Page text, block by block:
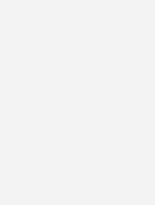
sie für den Meinung
halten
fanden wir nicht bei der Frage, ob
sagt Wilhelm Hofmann von der Ruhr-
sich dort, wo Menschen tatsächlich
oder ambitioniertere Gesetze
– bei der Kooperationsbereitschaft
erheblich.“ Gleichzeitig
die Unterstützung für Klimaschutz,
als die Politiker.